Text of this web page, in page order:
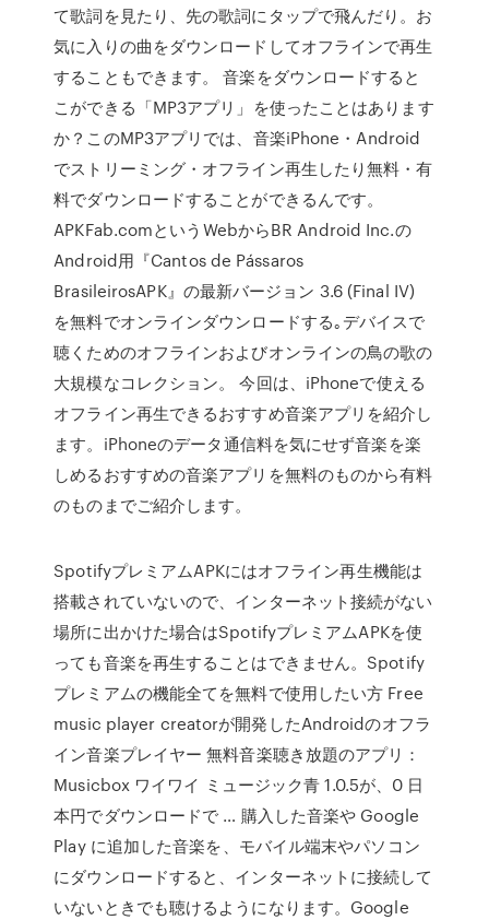
て歌詞を見たり、先の歌詞にタップで飛んだり。お
気に入りの曲をダウンロードしてオフラインで再生
することもできます。 音楽をダウンロードすると
こができる「MP3アプリ」を使ったことはあります
か？このMP3アプリでは、音楽iPhone・Android
でストリーミング・オフライン再生したり無料・有
料でダウンロードすることができるんです。
APKFab.comというWebからBR Android Inc.の
Android用『Cantos de Pássaros
BrasileirosAPK』の最新バージョン 3.6 (Final IV)
を無料でオンラインダウンロードする｡デバイスで
聴くためのオフラインおよびオンラインの鳥の歌の
大規模なコレクション。 今回は、iPhoneで使える
オフライン再生できるおすすめ音楽アプリを紹介し
ます。iPhoneのデータ通信料を気にせず音楽を楽
しめるおすすめの音楽アプリを無料のものから有料
のものまでご紹介します。
SpotifyプレミアムAPKにはオフライン再生機能は
搭載されていないので、インターネット接続がない
場所に出かけた場合はSpotifyプレミアムAPKを使
っても音楽を再生することはできません。Spotify
プレミアムの機能全てを無料で使用したい方 Free
music player creatorが開発したAndroidのオフラ
イン音楽プレイヤー 無料音楽聴き放題のアプリ：
Musicbox ワイワイ ミュージック青 1.0.5が、0 日
本円でダウンロードで … 購入した音楽や Google
Play に追加した音楽を、モバイル端末やパソコン
にダウンロードすると、インターネットに接続して
いないときでも聴けるようになります。Google